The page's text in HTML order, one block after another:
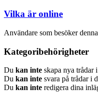
Vilka är online
Användare som besöker
Kategoribehörigheter
Du kan inte skapa nya trådar
Du kan inte svara på trådar i
Du kan inte redigera dina